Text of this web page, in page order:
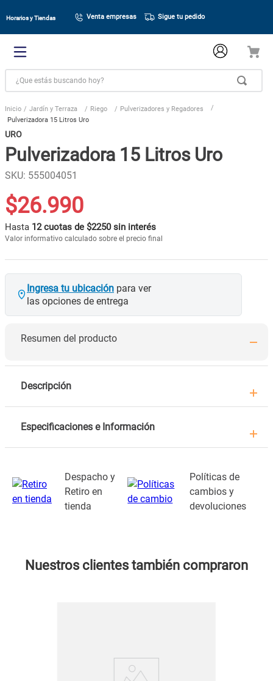
Horarios y Tiendas Venta empresas Sigue tu pedido
¿Que estás buscando hoy?
Jardín y Terraza Riego
Pulverizadores y Regadores
Pulverizadora 15 Litros Uro
URO
Pulverizadora 15 Litros Uro
SKU: 555004051
$26.990
Hasta 12 cuotas de $2250 sin interés
Valor informativo calculado sobre el precio final
Ingresa tu ubicación para ver
las opciones de entrega
Resumen del producto
Descripción
Especificaciones e Información
Despacho y
Retiro en
tienda
Políticas de
cambios y
devoluciones
Nuestros clientes también compraron